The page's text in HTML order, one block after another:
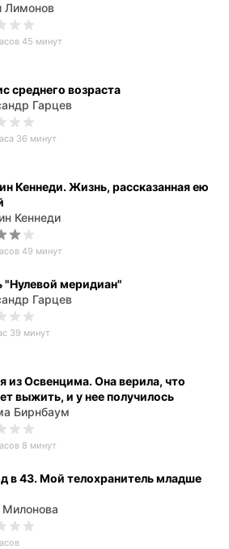
Лимонов
45 минут
среднего возраста
Гарцев
36 минут
Кеннеди. Жизнь, рассказанная ею
Кеннеди
49 минут
"Нулевой меридиан"
Гарцев
39 минут
из Освенцима. Она верила, что
выжить, и у нее получилось
Бирнбаум
8 минут
в 43. Мой телохранитель младше